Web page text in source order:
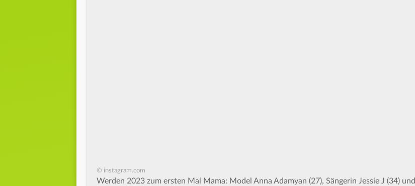
© instagram.com
Werden 2023 zum ersten Mal Mama: Model Anna Adamyan (27), Sängerin Jessie J (34) und